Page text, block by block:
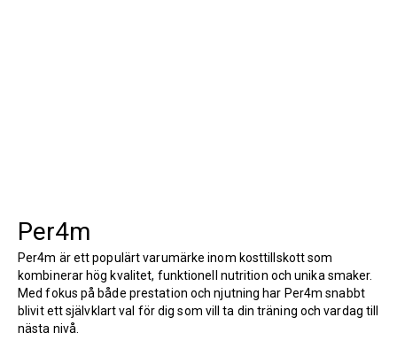
Per4m
Per4m är ett populärt varumärke inom kosttillskott som
kombinerar hög kvalitet, funktionell nutrition och unika smaker.
Med fokus på både prestation och njutning har Per4m snabbt
blivit ett självklart val för dig som vill ta din träning och vardag till
nästa nivå.